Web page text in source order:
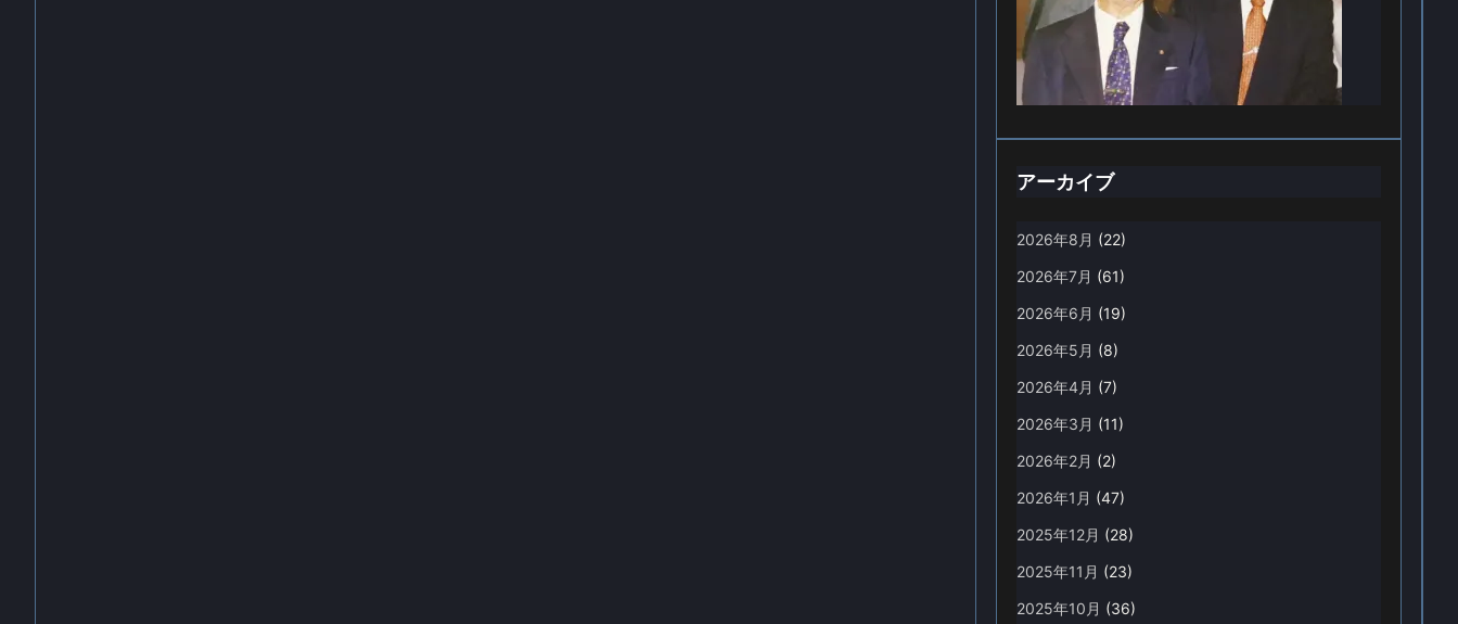
アーカイブ
2026年8月 (22)
2026年7月 (61)
2026年6月 (19)
2026年5月 (8)
2026年4月 (7)
2026年3月 (11)
2026年2月 (2)
2026年1月 (47)
2025年12月 (28)
2025年11月 (23)
2025年10月 (36)